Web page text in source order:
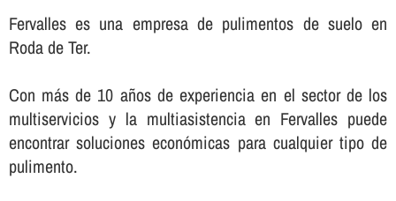
Fervalles es una empresa de pulimentos de suelo en
Roda de Ter.
Con más de 10 años de experiencia en el sector de los
multiservicios y la multiasistencia en Fervalles puede
encontrar soluciones económicas para cualquier tipo de
pulimento.